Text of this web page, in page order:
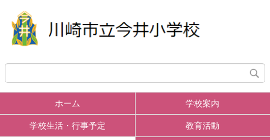
ホーム 学校案内
学校生活・行事予定 教育活動